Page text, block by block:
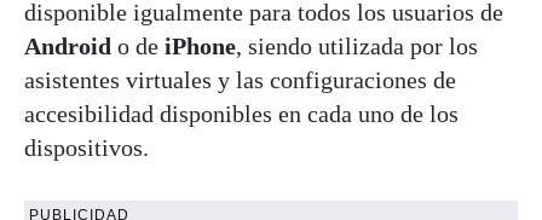
disponible igualmente para todos los usuarios de
Android o de iPhone, siendo utilizada por los
asistentes virtuales y las configuraciones de
accesibilidad disponibles en cada uno de los
dispositivos.
PUBLICIDAD